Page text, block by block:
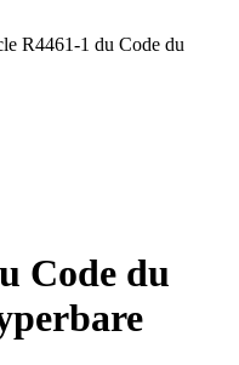
R4461-1 du Code du
Code du